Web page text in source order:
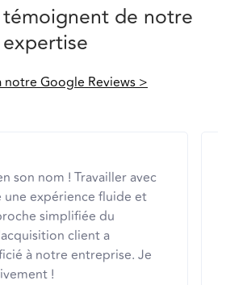
de notre
expertise
notre Google Reviews >
son nom ! Travailler avec
expérience fluide et
simplifiée du
client a
à notre entreprise. Je
!